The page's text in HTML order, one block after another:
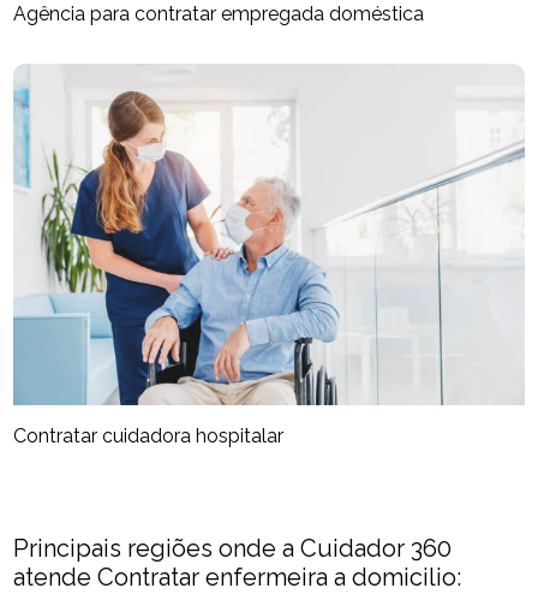
Agência para contratar empregada doméstica
Contratar cuidadora hospitalar
Principais regiões onde a Cuidador 360
atende Contratar enfermeira a domicilio: